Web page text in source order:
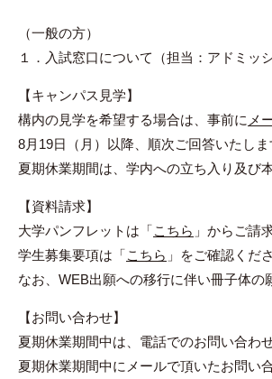
（一般の方）
１．入試窓口について（担当：アドミッ
【キャンパス見学】
構内の見学を希望する場合は、事前に メ
8月19日（月）以降、順次ご回答いたしま
夏期休業期間は、学内への立ち入り及び
【資料請求】
大学パンフレットは「こちら 」からご請
学生募集要項は「こちら 」をご確認くだ
なお、WEB出願への移行に伴い冊子体の
【お問い合わせ】
夏期休業期間中は、電話でのお問い合わ
夏期休業期間中にメールで頂いたお問い